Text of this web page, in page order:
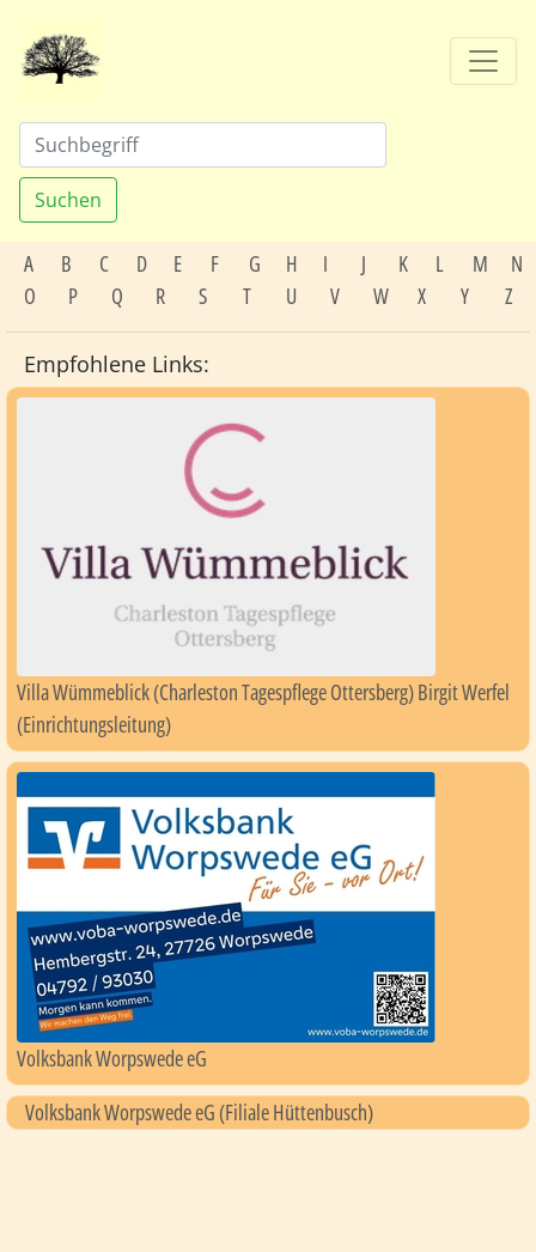
Suchen
A B C D E F G H I J K L M
N
O
P Q R S T U V W X Y Z
Empfohlene Links:
Villa Wümmeblick (Charleston Tagespflege Ottersberg) Birgit Werfel
(Einrichtungsleitung)
Volksbank Worpswede eG
Volksbank Worpswede eG (Filiale Hüttenbusch)